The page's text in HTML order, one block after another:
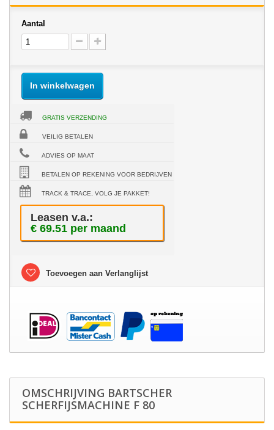
Aantal
In winkelwagen
GRATIS VERZENDING
VEILIG BETALEN
ADVIES OP MAAT
BETALEN OP REKENING VOOR BEDRIJVEN
TRACK & TRACE, VOLG JE PAKKET!
Leasen v.a.:
€ 69.51 per maand
Toevoegen aan Verlanglijst
OMSCHRIJVING BARTSCHER
SCHERFIJSMACHINE F 80